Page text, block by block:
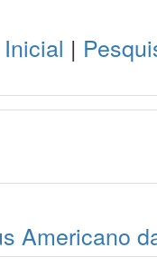
|
Americano